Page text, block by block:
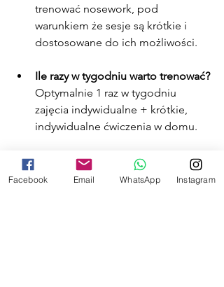
trenować nosework, pod
warunkiem że sesje są krótkie i
dostosowane do ich możliwości.
Ile razy w tygodniu warto trenować?
Optymalnie 1 raz w tygodniu
zajęcia indywidualne + krótkie,
indywidualne ćwiczenia w domu.
Czy potrzebny jest specjalny
sprzęt?
Facebook Email WhatsApp Instagram